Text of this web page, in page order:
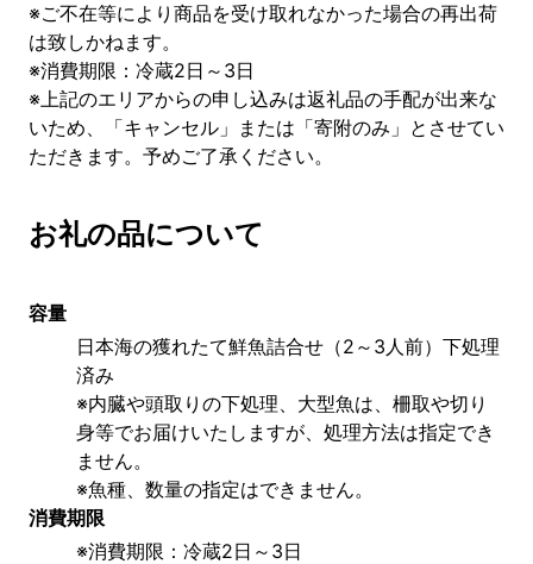
※ご不在等により商品を受け取れなかった場合の再出荷
は致しかねます。
※消費期限：冷蔵2日～3日
※上記のエリアからの申し込みは返礼品の手配が出来な
いため、「キャンセル」または「寄附のみ」とさせてい
ただきます。予めご了承ください。
お礼の品について
容量
日本海の獲れたて鮮魚詰合せ（2～3人前）下処理
済み
※内臓や頭取りの下処理、大型魚は、柵取や切り
身等でお届けいたしますが、処理方法は指定でき
ません。
※魚種、数量の指定はできません。
消費期限
※消費期限：冷蔵2日～3日